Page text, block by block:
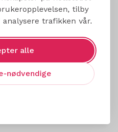
tilby
trafikken vår.
alle
nødvendige